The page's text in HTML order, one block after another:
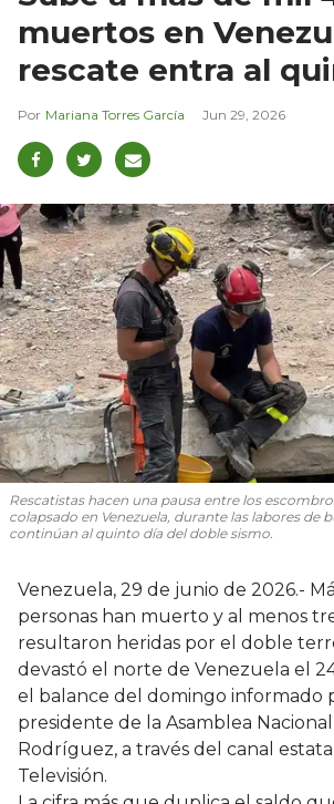
muertos en
rescate entra al
Mariana Torres García Jun 29, 2026
Rescatistas hacen una pausa entre los
colapsado en Venezuela, durante las labores de
continúan al quinto día del doble sismo.
Venezuela, 29 de junio de 2026.-
personas han muerto y al menos
resultaron heridas por el doble
devastó el norte de Venezuela el
el balance del domingo informado
presidente de la Asamblea
Rodríguez, a través del canal
Televisión.